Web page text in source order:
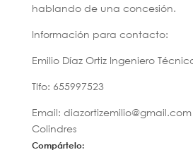
hablando de una concesión.
Información para contacto:
Emilio Díaz Ortiz Ingeniero
Tlfo: 655997523
Email: diazortizemilio@gmail.com
Colindres
Compártelo: